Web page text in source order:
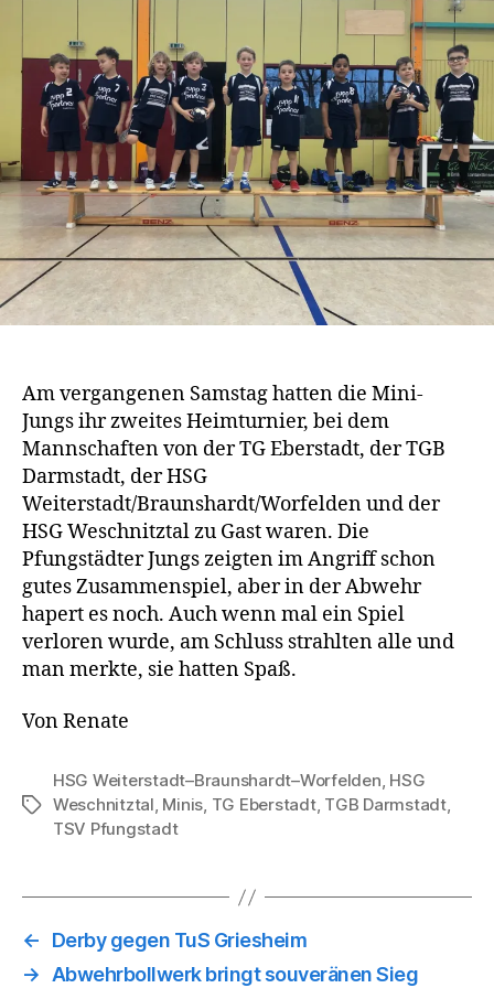
Am vergangenen Samstag hatten die Mini-
Jungs ihr zweites Heimturnier, bei dem
Mannschaften von der TG Eberstadt, der TGB
Darmstadt, der HSG
Weiterstadt/Braunshardt/Worfelden und der
HSG Weschnitztal zu Gast waren. Die
Pfungstädter Jungs zeigten im Angriff schon
gutes Zusammenspiel, aber in der Abwehr
hapert es noch. Auch wenn mal ein Spiel
verloren wurde, am Schluss strahlten alle und
man merkte, sie hatten Spaß.
Von Renate
Schlagwörter
HSG Weiterstadt–Braunshardt–Worfelden, HSG
Weschnitztal, Minis, TG Eberstadt, TGB Darmstadt,
TSV Pfungstadt
←
Derby gegen TuS Griesheim
→
Abwehrbollwerk bringt souveränen Sieg